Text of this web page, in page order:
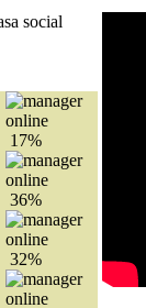
17%
36%
32%